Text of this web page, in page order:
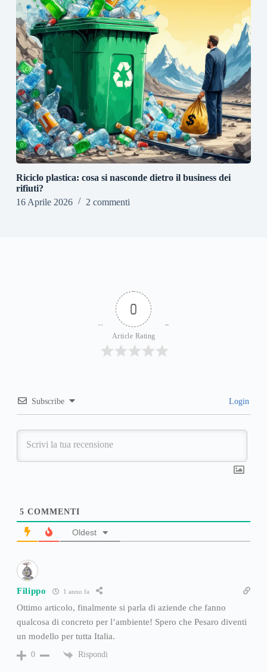
Riciclo plastica: cosa si nasconde dietro il business dei
rifiuti?
16 Aprile 2026
2 commenti
0
Article Rating
Subscribe Login
5 COMMENTI
Oldest
Filippo 1 anno fa
Ottimo articolo, finalmente si parla di aziende che fanno
qualcosa di concreto per l’ambiente! Spero che Pesaro diventi
un modello per tutta Italia.
0 Rispondi